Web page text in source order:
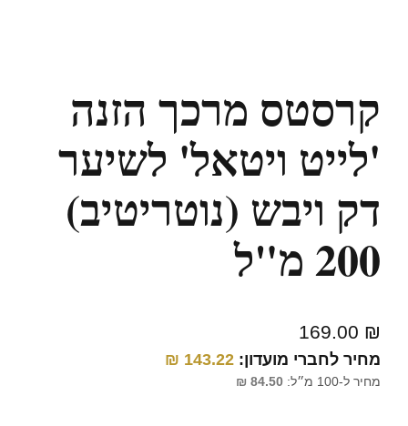
קרסטס מרכך הזנה
'לייט ויטאל' לשיער
דק ויבש (נוטריטיב)
200 מ"ל
169.00 ₪
מחיר לחברי מועדון: 143.22
₪
מחיר ל-100 מ״ל: 84.50
₪